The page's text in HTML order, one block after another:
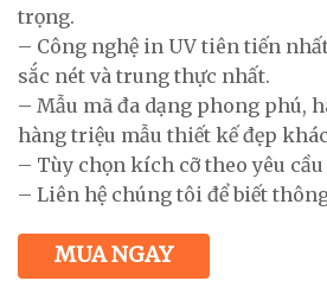
trọng.
– Công nghệ in UV tiên tiến
sắc nét và trung thực nhất.
– Mẫu mã đa dạng phong phú,
hàng triệu mẫu thiết kế đẹp
– Tùy chọn kích cỡ theo yêu cầu
– Liên hệ chúng tôi để biết
MUA NGAY